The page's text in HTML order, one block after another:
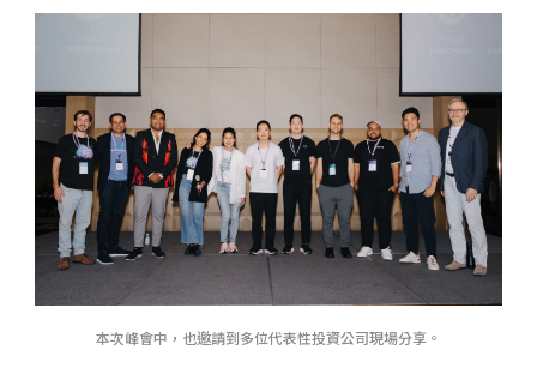
本次峰會中，也邀請到多位代表性投資公司現場分享。